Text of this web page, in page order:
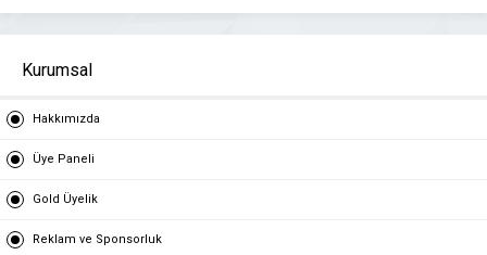
Kurumsal
Hakkımızda
Üye Paneli
Gold Üyelik
Reklam ve Sponsorluk